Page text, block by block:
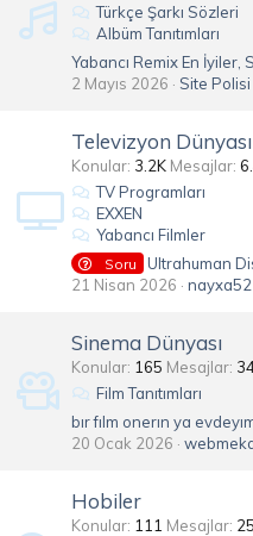
Türkçe Şarkı Sözleri
Albüm Tanıtımları
2 Mayıs 2026
Site Polisi
Televizyon Dünyası
Konular 3.2K Mesajlar
TV Programları
EXXEN
Yabancı Filmler
Soru
Ultrahuman
21 Nisan 2026
nayxa52
Sinema Dünyası
Konular 165 Mesajlar
Film Tanıtımları
bır fılm onerın ya
20 Ocak 2026
Hobiler
Konular 111 Mesajlar